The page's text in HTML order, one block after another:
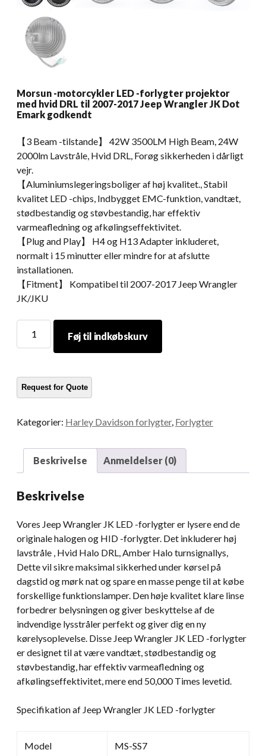
Morsun -motorcykler LED -forlygter projektor
med hvid DRL til 2007-2017 Jeep Wrangler JK Dot
Emark godkendt
【3 Beam -tilstande】 42W 3500LM High Beam, 24W
2000lm Lavstråle, Hvid DRL, Forøg sikkerheden i dårligt
vejr.
【Aluminiumslegeringsboliger af høj kvalitet., Stabil
kvalitet LED -chips, Indbygget EMC-funktion, vandtæt,
stødbestandig og støvbestandig, har effektiv
varmeafledning og afkølingseffektivitet.
【Plug and Play】 H4 og H13 Adapter inkluderet,
normalt i 15 minutter eller mindre for at afslutte
installationen.
【Fitment】 Kompatibel til 2007-2017 Jeep Wrangler
JK/JKU
motorcykler
forlygter
med
2017
Wrangler
JK
Dot
Emark
godkendt
mængde
Føj til indkøbskurv
Kategorier: Harley Davidson forlygter, Forlygter
Beskrivelse Anmeldelser (0)
Beskrivelse
Vores Jeep Wrangler JK LED -forlygter er lysere end de
originale halogen og HID -forlygter. Det inkluderer høj
lavstråle , Hvid Halo DRL, Amber Halo turnsignallys,
Dette vil sikre maksimal sikkerhed under kørsel på
dagstid og mørk nat og spare en masse penge til at købe
forskellige funktionslamper. Den høje kvalitet klare linse
forbedrer belysningen og giver beskyttelse af de
indvendige lysstråler perfekt og giver dig en ny
kørelysoplevelse. Disse Jeep Wrangler JK LED -forlygter
er designet til at være vandtæt, stødbestandig og
støvbestandig, har effektiv varmeafledning og
afkølingseffektivitet, mere end 50,000 Times levetid.
Specifikation af Jeep Wrangler JK LED -forlygter
Model MS-SS7